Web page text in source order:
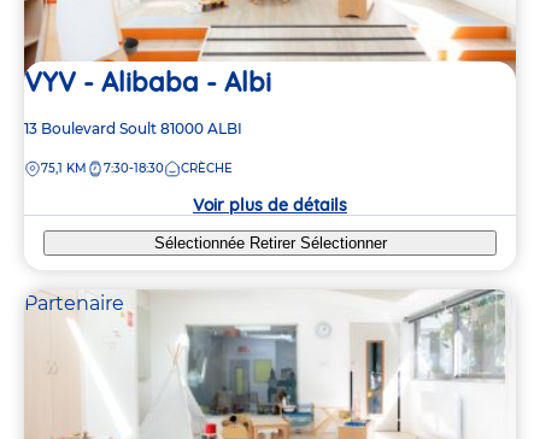
VYV - Alibaba - Albi
Adresse
la
13 Boulevard Soult 81000 ALBI
DISTANCE
75,1 KM 7:30-18:30 CRÈCHE
Voir plus de détails
Sélectionnée Retirer Sélectionner
Partenaire